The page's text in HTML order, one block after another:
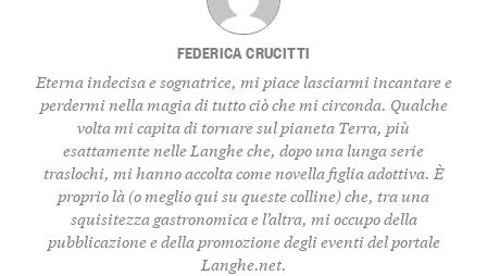
FEDERICA CRUCITTI
Eterna indecisa e sognatrice, mi piace lasciarmi incantare e
perdermi nella magia di tutto ciò che mi circonda. Qualche
volta mi capita di tornare sul pianeta Terra, più
esattamente nelle Langhe che, dopo una lunga serie
traslochi, mi hanno accolta come novella figlia adottiva. È
proprio là (o meglio qui su queste colline) che, tra una
squisitezza gastronomica e l’altra, mi occupo della
pubblicazione e della promozione degli eventi del portale
Langhe.net.